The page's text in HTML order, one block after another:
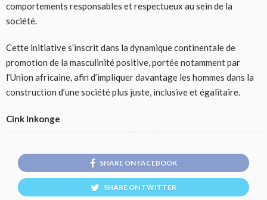
comportements responsables et respectueux au sein de la
société.
Cette initiative s’inscrit dans la dynamique continentale de
promotion de la masculinité positive, portée notamment par
l’Union africaine, afin d’impliquer davantage les hommes dans la
construction d’une société plus juste, inclusive et égalitaire.
Cink Inkonge
SHARE ON FACEBOOK
SHARE ON TWITTER